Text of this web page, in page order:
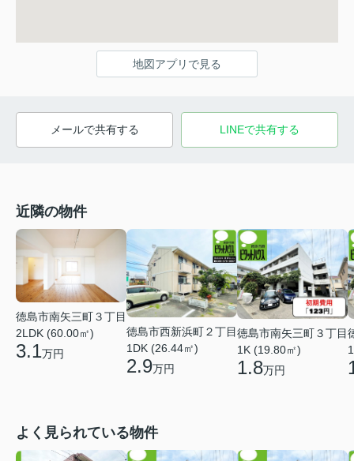
地図アプリで見る
メールで共有する LINEで共有する
近隣の物件
徳島市南矢三町３丁目
2LDK (60.00㎡)
3.1万円
徳島市西新浜町２丁目
1DK (26.44㎡)
2.9万円
徳島市南矢三町３丁目
1K (19.80㎡)
1.8万円
よく見られている物件